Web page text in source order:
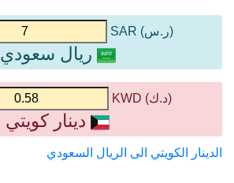
(ر.س) SAR
ريال سعودي
(د.ك) KWD
دينار كويتي
الدينار الكويتي الى الريال السعودي